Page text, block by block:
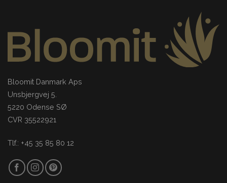
Bloomit Danmark Aps
Unsbjergvej 5.
5220 Odense SØ
CVR 35522921
Tlf.: +45 35 85 80 12